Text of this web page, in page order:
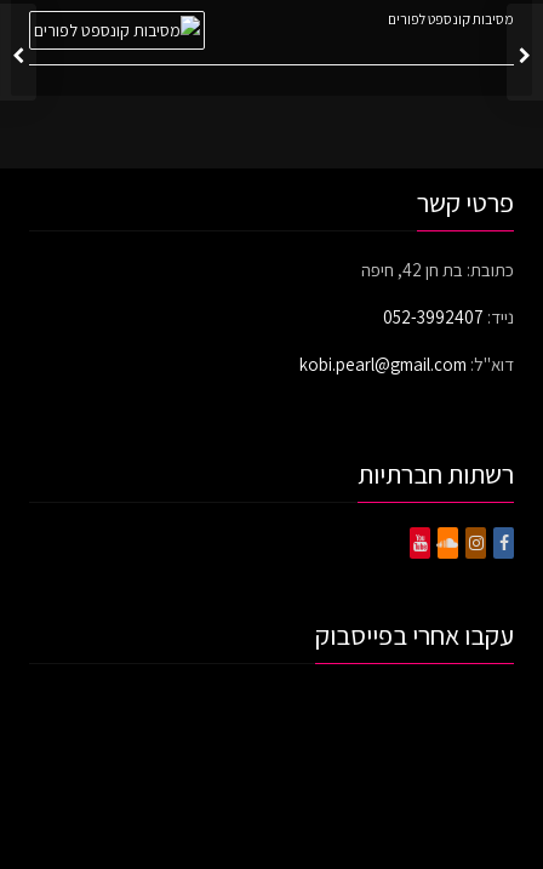
מסיבות קונספט לפורים
פרטי קשר
כתובת: בת חן 42, חיפה
נייד: 052-3992407
דוא"ל: kobi.pearl@gmail.com
רשתות חברתיות
עקבו אחרי בפייסבוק